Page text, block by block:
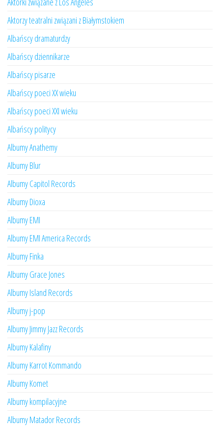
Aktorzy teatralni związani z Białymstokiem
Albańscy dramaturdzy
Albańscy dziennikarze
Albańscy pisarze
Albańscy poeci XX wieku
Albańscy poeci XXI wieku
Albańscy politycy
Albumy Anathemy
Albumy Blur
Albumy Capitol Records
Albumy Dioxa
Albumy EMI
Albumy EMI America Records
Albumy Finka
Albumy Grace Jones
Albumy Island Records
Albumy j-pop
Albumy Jimmy Jazz Records
Albumy Kalafiny
Albumy Karrot Kommando
Albumy Komet
Albumy kompilacyjne
Albumy Matador Records